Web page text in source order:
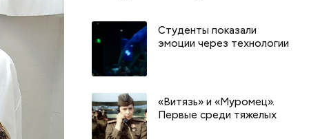
Студенты показали
эмоции через технологии
«Витязь» и «Муромец».
Первые среди тяжелых